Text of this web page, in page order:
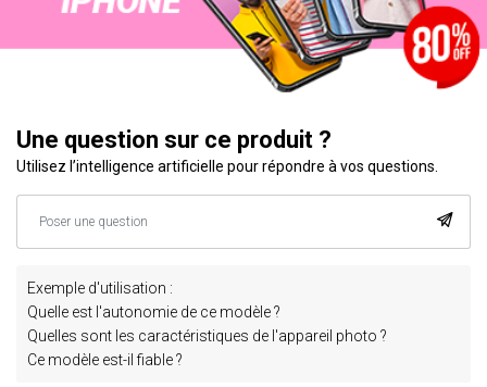
Une question sur ce produit ?
Utilisez l’intelligence artificielle pour répondre à vos questions.
Exemple d'utilisation :
Quelle est l'autonomie de ce modèle ?
Quelles sont les caractéristiques de l'appareil photo ?
Ce modèle est-il fiable ?